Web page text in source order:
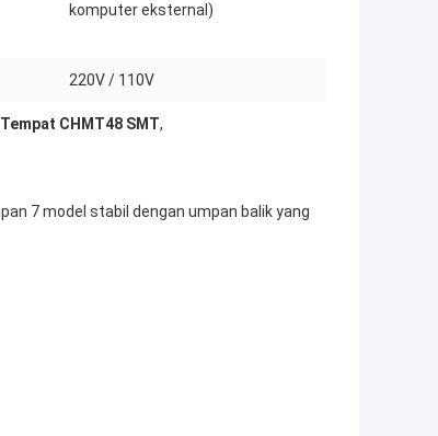
komputer eksternal)
220V / 110V
CHMT48 SMT,
7 model stabil dengan umpan balik yang